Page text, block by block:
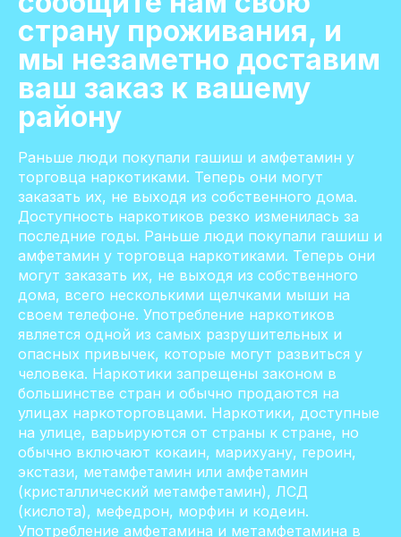
страну проживания, и
мы незаметно доставим
ваш заказ к вашему
району
Раньше люди покупали гашиш и амфетамин у
торговца наркотиками. Теперь они могут
заказать их, не выходя из собственного дома.
Доступность наркотиков резко изменилась за
последние годы. Раньше люди покупали гашиш и
амфетамин у торговца наркотиками. Теперь они
могут заказать их, не выходя из собственного
дома, всего несколькими щелчками мыши на
своем телефоне. Употребление наркотиков
является одной из самых разрушительных и
опасных привычек, которые могут развиться у
человека. Наркотики запрещены законом в
большинстве стран и обычно продаются на
улицах наркоторговцами. Наркотики, доступные
на улице, варьируются от страны к стране, но
обычно включают кокаин, марихуану, героин,
экстази, метамфетамин или амфетамин
(кристаллический метамфетамин), ЛСД
(кислота), мефедрон, морфин и кодеин.
Употребление амфетамина и метамфетамина в